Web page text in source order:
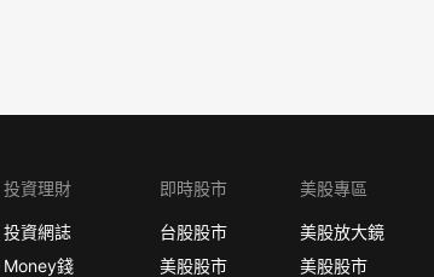
投資理財
投資網誌
Money錢
即時股市
台股股市
美股股市
美股專區
美股放大鏡
美股股市